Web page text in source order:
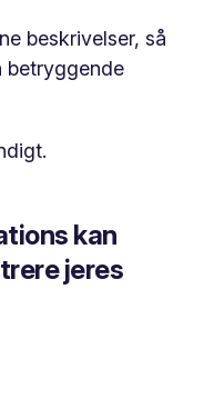
beskrivelser, så
betryggende
kan
jeres